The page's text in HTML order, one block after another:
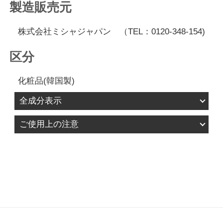
製造販売元
株式会社ミシャジャパン （TEL：0120-348-154)
区分
化粧品(韓国製)
全成分表示
水、グリセリン、ＤＰＧ、ナイアシンアミド、ト
リ（カプリル酸／カプリン酸）グリセリル、１，
ご使用上の注意